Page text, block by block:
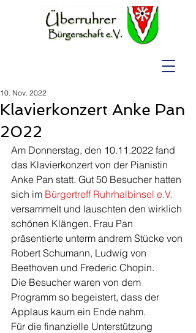
Klavierkonzert Anke Pan
2022
10. Nov. 2022
Am Donnerstag, den 10.11.2022 fand
das Klavierkonzert von der Pianistin
Anke Pan statt. Gut 50 Besucher hatten
sich im Bürgertreff Ruhrhalbinsel e.V.
versammelt und lauschten den wirklich
schönen Klängen. Frau Pan
präsentierte unterm andrem Stücke von
Robert Schumann, Ludwig von
Beethoven und Frederic Chopin.
Die Besucher waren von dem
Programm so begeistert, dass der
Applaus kaum ein Ende nahm.
Für die finanzielle Unterstützung